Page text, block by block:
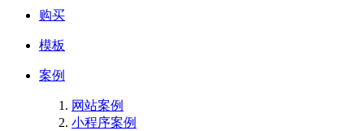
购买
模板
案例
网站案例
小程序案例